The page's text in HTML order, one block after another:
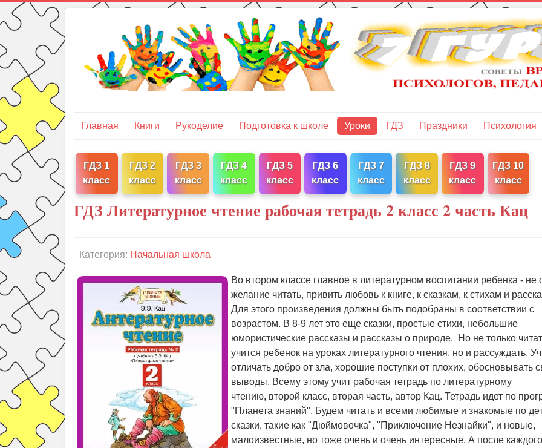
Главная Книги Рукоделие Подготовка к школе Уроки ГДЗ Праздники Психология
ГДЗ 1
класс
ГДЗ 2
класс
ГДЗ 3
класс
ГДЗ 4
класс
ГДЗ 5
класс
ГДЗ 6
класс
ГДЗ 7
класс
ГДЗ 8
класс
ГДЗ 9
класс
ГДЗ 10
класс
ГДЗ Литературное чтение рабочая тетрадь 2 класс 2 часть Кац
Категория: Начальная школа
Во втором классе главное в литературном воспитании ребенка - не
желание читать, привить любовь к книге, к сказкам, к стихам и
Для этого произведения должны быть подобраны в соответствии с
возрастом. В 8-9 лет это еще сказки, простые стихи, небольшие
юмористические рассказы и рассказы о природе. Но не только
учится ребенок на уроках литературного чтения, но и рассуждать.
отличать добро от зла, хорошие поступки от плохих, обосновывать
выводы. Всему этому учит рабочая тетрадь по литературному
чтению, второй класс, вторая часть, автор Кац. Тетрадь идет по
"Планета знаний". Будем читать и всеми любимые и знакомые по
сказки, такие как "Дюймовочка", "Приключение Незнайки", и новые,
малоизвестные, но тоже очень и очень интересные. А после каждого